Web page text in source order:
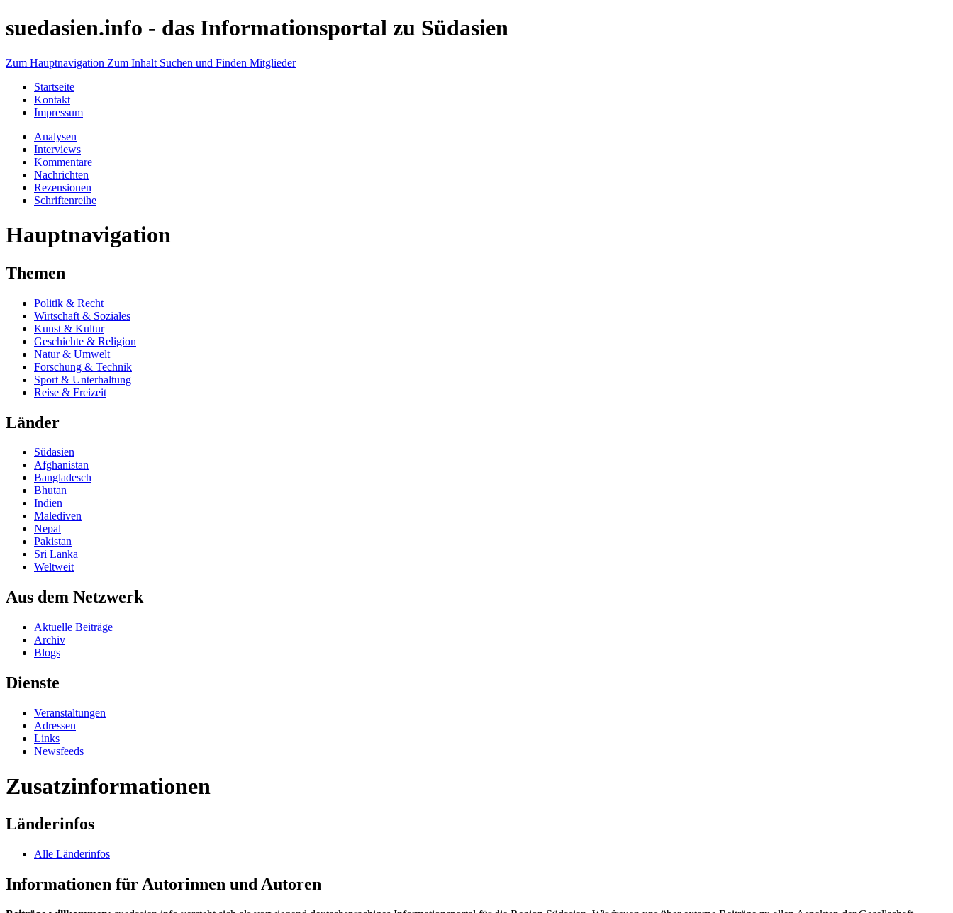
suedasien.info - das Informationsportal zu Südasien
Zum Hauptnavigation Zum Inhalt Suchen und Finden Mitglieder
Startseite
Kontakt
Impressum
Analysen
Interviews
Kommentare
Nachrichten
Rezensionen
Schriftenreihe
Hauptnavigation
Themen
Politik & Recht
Wirtschaft & Soziales
Kunst & Kultur
Geschichte & Religion
Natur & Umwelt
Forschung & Technik
Sport & Unterhaltung
Reise & Freizeit
Länder
Südasien
Afghanistan
Bangladesch
Bhutan
Indien
Malediven
Nepal
Pakistan
Sri Lanka
Weltweit
Aus dem Netzwerk
Aktuelle Beiträge
Archiv
Blogs
Dienste
Veranstaltungen
Adressen
Links
Newsfeeds
Zusatzinformationen
Länderinfos
Alle Länderinfos
Informationen für Autorinnen und Autoren